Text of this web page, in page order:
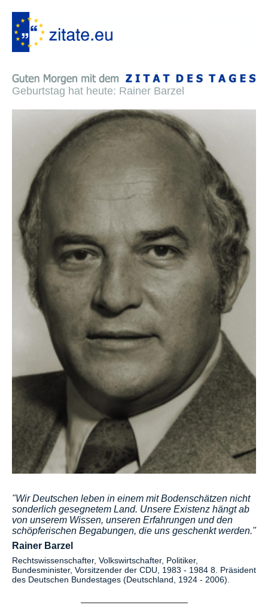
Geburtstag hat heute: Rainer Barzel
"Wir Deutschen leben in einem mit Bodenschätzen nicht
sonderlich gesegnetem Land. Unsere Existenz hängt ab
von unserem Wissen, unseren Erfahrungen und den
schöpferischen Begabungen, die uns geschenkt werden."
Rainer Barzel
Rechtswissenschafter, Volkswirtschafter, Politiker,
Bundesminister, Vorsitzender der CDU, 1983 - 1984 8. Präsident
des Deutschen Bundestages (Deutschland, 1924 - 2006).